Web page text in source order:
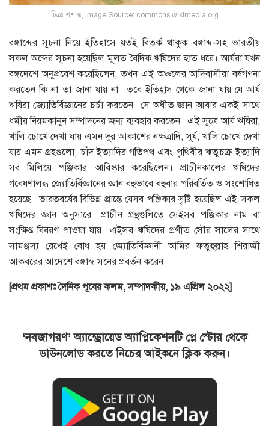
চিত্রঃ শশাঙ্ক, Image Source: commons.wikimedia.org
বঙ্গাব্দের সূচনা নিয়ে ইতিহাসে যতই বিতর্ক থাকুক বঙ্গাব্দ-সহ ভারতীয়
সকল অব্দের সূচনা হয়েছিল মূলত বৈদিক ঋষিদের হাত ধরে। আর্যরা যখন
বঙ্গদেশে অনুপ্রবেশ করেছিলেন, তখন এই অঞ্চলের আদিবাসীরা বর্ষগণনা
করতেন কি না তা জানা যায় না। তবে ইতিহাস থেকে জানা যায় যে আর্য
ঋষিরা জ্যোতির্বিজ্ঞানের চর্চা করতেন। সে অধীত জ্ঞান আবার একই সাথে
ধর্মীয় নিয়মকানুন সম্পাদনের জন্য ব্যবহার করতেন। এই সূত্রে আর্য ঋষিরা,
খালি চোখে দেখা যায় এমন দূর আকাশের নক্ষত্রাদি, সূর্য, খালি চোখে দেখা
যায় এমন গ্রহগুলো, চাঁদ ইত্যাদির গতিপথ এবং পৃথিবীর ঋতুচক্র ইত্যাদি
সব মিলিয়ে পঞ্জিকার আবিস্কার করেছিলেন। প্রাচীনকালের ঋষিদের
গবেষণালব্ধ জ্যোতির্বিজ্ঞানের জ্ঞান বহুভাবে বহুবার পরিবর্তিত ও সংশোধিত
হয়েছে। ভারতবর্ষের বিভিন্ন প্রান্তে যেসব পঞ্জিকার সৃষ্টি হয়েছিল এই সকল
ঋষিদের জ্ঞান অনুসারে। প্রাচীন গ্রন্থগুলিতে সেইসব পঞ্জিকার নাম বা
সংক্ষিপ্ত বিবরণ পাওয়া যায়। এইসব ঋষিদের প্রণীত সৌর সালের সাথে
সামঞ্জস্য রেখেই বোধ হয় জ্যোতির্বিজ্ঞানী আমির ফতুহুল্লাহ শিরাজী
আকবরের আদেশে বঙ্গাব্দ সনের প্রবর্তন করেন।
[প্রথম প্রকাশঃ দৈনিক পূবের কলম, সম্পাদকীয়, ১৯ এপ্রিল ২০২২]
‘নবজাগরণ’ অ্যান্ড্রোয়েড অ্যাপ্লিকেশনটি প্লে স্টোর থেকে
ডাউনলোড করতে নিচের আইকনে ক্লিক করুন।